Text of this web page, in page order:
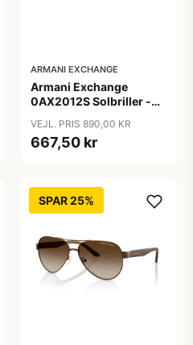
ARMANI EXCHANGE
Armani Exchange
0AX2012S Solbriller -
VEJL. PRIS 890,00 KR
667,50 kr
SPAR 25%